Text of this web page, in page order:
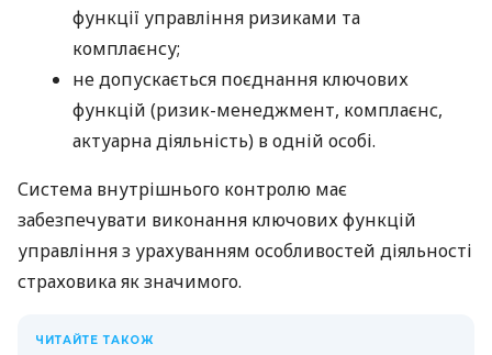
функції управління ризиками та
комплаєнсу;
не допускається поєднання ключових
функцій (ризик-менеджмент, комплаєнс,
актуарна діяльність) в одній особі.
Система внутрішнього контролю має
забезпечувати виконання ключових функцій
управління з урахуванням особливостей діяльності
страховика як значимого.
ЧИТАЙТЕ ТАКОЖ